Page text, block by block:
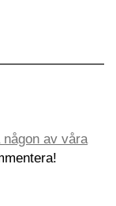
någon av våra